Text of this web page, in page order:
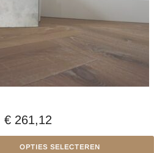
€ 261,12
OPTIES SELECTEREN